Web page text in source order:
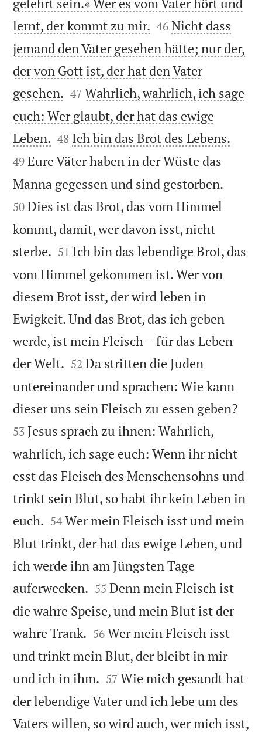
lernt, der kommt zu mir. 

46 Nicht dass
jemand den Vater gesehen hätte; nur der,
der von Gott ist, der hat den Vater
gesehen. 

47 Wahrlich, wahrlich, ich sage
euch: Wer glaubt, der hat das ewige
Leben. 

48 Ich bin das Brot des Lebens.
49 Eure Väter haben in der Wüste das
Manna gegessen und sind gestorben.
50 Dies ist das Brot, das vom Himmel
kommt, damit, wer davon isst, nicht
sterbe. 

51 Ich bin das lebendige Brot, das
vom Himmel gekommen ist. Wer von
diesem Brot isst, der wird leben in
Ewigkeit. Und das Brot, das ich geben
werde, ist mein Fleisch – für das Leben
der Welt. 

52 Da stritten die Juden
untereinander und sprachen: Wie kann
dieser uns sein Fleisch zu essen geben?
53 Jesus sprach zu ihnen: Wahrlich,
wahrlich, ich sage euch: Wenn ihr nicht
esst das Fleisch des Menschensohns und
trinkt sein Blut, so habt ihr kein Leben in
euch. 

54 Wer mein Fleisch isst und mein
Blut trinkt, der hat das ewige Leben, und
ich werde ihn am Jüngsten Tage
auferwecken. 

55 Denn mein Fleisch ist
die wahre Speise, und mein Blut ist der
wahre Trank. 

56 Wer mein Fleisch isst
und trinkt mein Blut, der bleibt in mir
und ich in ihm. 

57 Wie mich gesandt hat
der lebendige Vater und ich lebe um des
Vaters willen, so wird auch, wer mich isst,